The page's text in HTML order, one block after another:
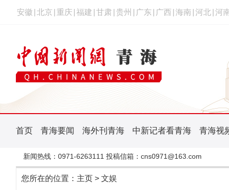
安徽 北京 重庆 福建 甘肃 贵州 广东 广西 海南 河北 河
首页 青海要闻 海外刊青海 中新记者看青海 青海视
新闻热线：0971-6263111 投稿信箱：cns0971@163.com
您所在的位置： 主页 > 文娱